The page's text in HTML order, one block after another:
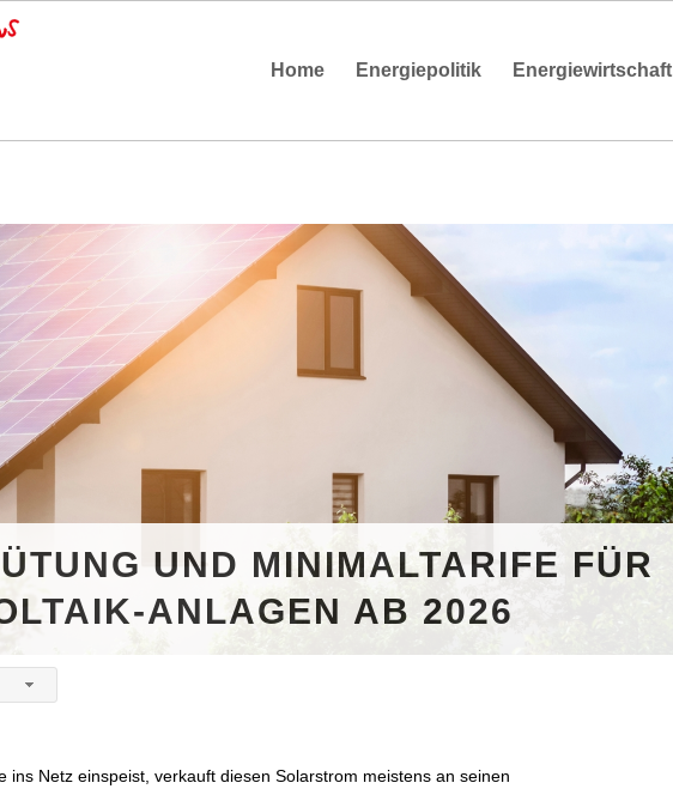
Home Energiepolitik Energiewirtschaft
UND MINIMALTARIFE FÜR
ANLAGEN AB 2026
ins Netz einspeist, verkauft diesen Solarstrom meistens an seinen